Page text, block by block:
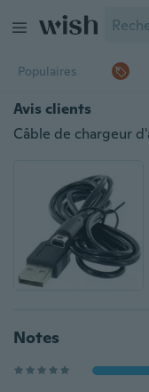
Populaires
Avis clients
Notes